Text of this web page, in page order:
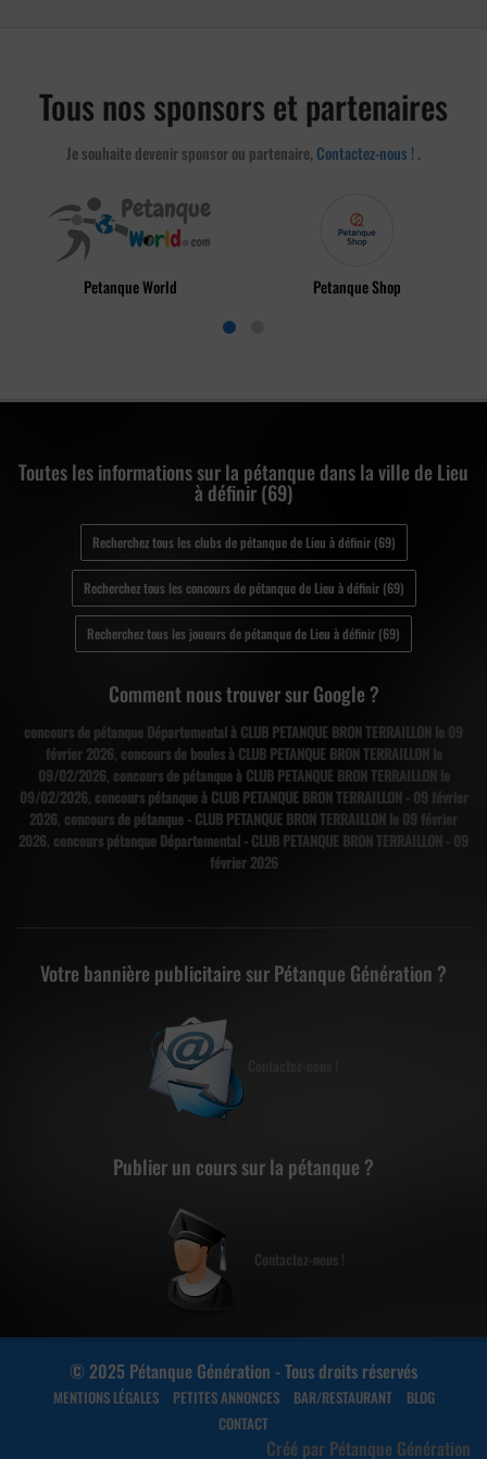
Tous nos sponsors et partenaires
Je souhaite devenir sponsor ou partenaire, Contactez-nous !.
Petanque World Petanque Shop
Toutes les informations sur la pétanque dans la ville de Lieu
à définir (69)
Recherchez tous les clubs de pétanque de Lieu à définir (69)
Recherchez tous les concours de pétanque de Lieu à définir (69)
Recherchez tous les joueurs de pétanque de Lieu à définir (69)
Comment nous trouver sur Google ?
concours de pétanque Départemental à CLUB PETANQUE BRON TERRAILLON le 09
février 2026, concours de boules à CLUB PETANQUE BRON TERRAILLON le
09/02/2026, concours de pétanque à CLUB PETANQUE BRON TERRAILLON le
09/02/2026, concours pétanque à CLUB PETANQUE BRON TERRAILLON - 09 février
2026, concours de pétanque - CLUB PETANQUE BRON TERRAILLON le 09 février
2026, concours pétanque Départemental - CLUB PETANQUE BRON TERRAILLON - 09
février 2026
Votre bannière publicitaire sur Pétanque Génération ?
Publier un cours sur la pétanque ?
Contactez-nous !
© 2025 Pétanque Génération - Tous droits réservés
MENTIONS LÉGALES PETITES ANNONCES BAR/RESTAURANT
BLOG
CONTACT
Créé par Pétanque Génération